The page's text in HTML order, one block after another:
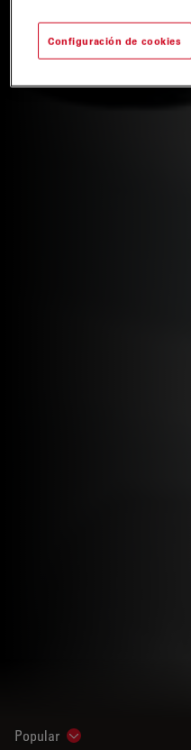
Popular Show subnavigation
Configuración de cookies